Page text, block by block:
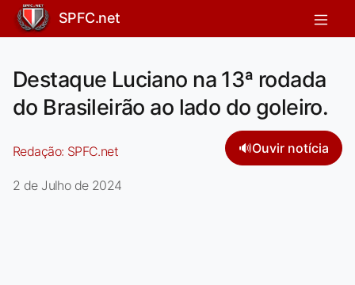
SPFC.net
Destaque Luciano na 13ª rodada
do Brasileirão ao lado do goleiro.
Redação: SPFC.net 🔊Ouvir notícia
2 de Julho de 2024